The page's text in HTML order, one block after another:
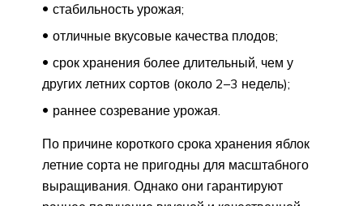
стабильность урожая;
отличные вкусовые качества плодов;
срок хранения более длительный, чем у
других летних сортов (около 2–3 недель);
раннее созревание урожая.
По причине короткого срока хранения яблок
летние сорта не пригодны для масштабного
выращивания. Однако они гарантируют